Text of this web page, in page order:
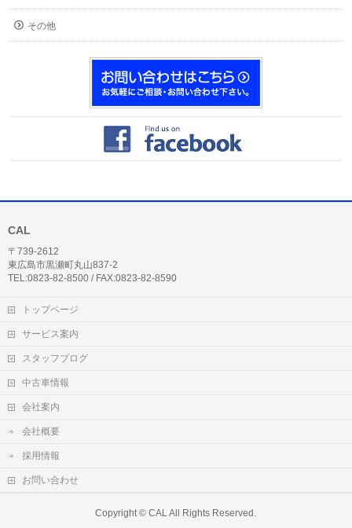
その他
CAL
〒739-2612
東広島市黒瀬町丸山837-2
TEL:0823-82-8500 / FAX:0823-82-8590
トップページ
サービス案内
スタッフブログ
中古車情報
会社案内
会社概要
採用情報
お問い合わせ
Copyright ©CALAll Rights Reserved.